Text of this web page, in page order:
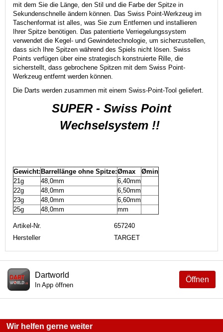
mit dem Sie die Länge, den Stil und die Farbe der Spitze in
Sekundenschnelle ändern können. Das Swiss Point-Werkzeug im
Taschenformat ist alles, was Sie zum Entfernen und installieren
Ihrer Spitze benötigen. Das patentierte Verriegelungssystem
verwendet die Kegel- und Gewindetechnologie, um sicherzustellen,
dass sich Ihre Spitzen während des Spiels nicht lösen. Swiss
Points verfügen über eine strategisch konstruierte Rille, die
sicherstellt, dass gebrochene Spitzen mit dem Swiss Point-
Werkzeug entfernt werden können.
Die Darts werden zusammen mit einem Swiss-Point-Tool geliefert.
SUPER - Swiss Point
Wechselsystem !!
Gewicht:Barrellänge ohne Spitze:Ømax
Ømin
21g
48,0mm
6,40mm
22g
48,0mm
6,50mm
23g
48,0mm
6,60mm
25g
48,0mm mm
Artikel-Nr.
657240
Hersteller
TARGET
Öffnen
Dartworld
In App öffnen
Wir helfen gerne weiter